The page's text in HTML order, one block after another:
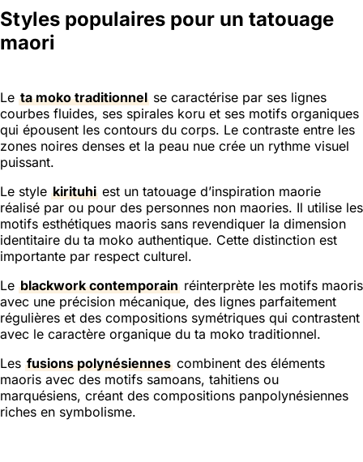
Styles populaires pour un tatouage
maori
Le ta moko traditionnel se caractérise par ses lignes
courbes fluides, ses spirales koru et ses motifs organiques
qui épousent les contours du corps. Le contraste entre les
zones noires denses et la peau nue crée un rythme visuel
puissant.
Le style kirituhi est un tatouage d’inspiration maorie
réalisé par ou pour des personnes non maories. Il utilise les
motifs esthétiques maoris sans revendiquer la dimension
identitaire du ta moko authentique. Cette distinction est
importante par respect culturel.
Le blackwork contemporain réinterprète les motifs maoris
avec une précision mécanique, des lignes parfaitement
régulières et des compositions symétriques qui contrastent
avec le caractère organique du ta moko traditionnel.
Les fusions polynésiennes combinent des éléments
maoris avec des motifs samoans, tahitiens ou
marquésiens, créant des compositions panpolynésiennes
riches en symbolisme.